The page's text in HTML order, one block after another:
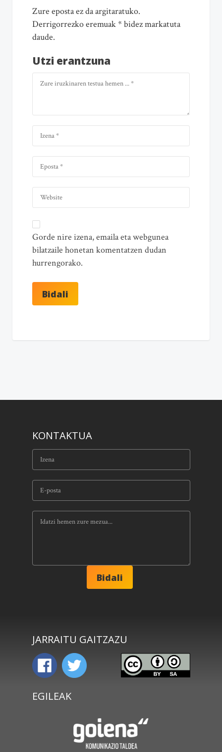
Zure eposta ez da argitaratuko.
Derrigorrezko eremuak * bidez markatuta
daude.
Utzi erantzuna
Gorde nire izena, emaila eta webgunea
bilatzaile honetan komentatzen dudan
hurrengorako.
KONTAKTUA
JARRAITU GAITZAZU
EGILEAK